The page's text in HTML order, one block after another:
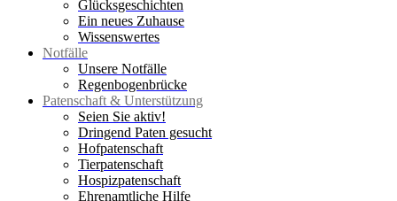
Glücksgeschichten
Ein neues Zuhause
Wissenswertes
Notfälle
Unsere Notfälle
Regenbogenbrücke
Patenschaft & Unterstützung
Seien Sie aktiv!
Dringend Paten gesucht
Hofpatenschaft
Tierpatenschaft
Hospizpatenschaft
Ehrenamtliche Hilfe